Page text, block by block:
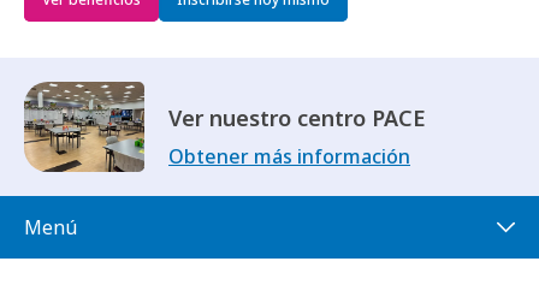
Ver nuestro centro PACE
Obtener más información
Menú